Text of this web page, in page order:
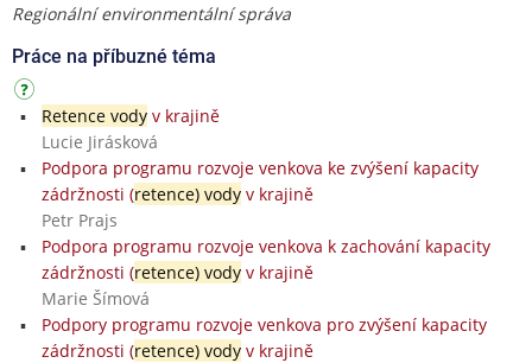
Regionální environmentální správa
Práce na příbuzné téma
Retence vodyv krajině
Lucie Jirásková
Podpora programu rozvoje venkova ke zvýšení kapacity
zádržnosti (retence) vodyv krajině
Petr Prajs
Podpora programu rozvoje venkova k zachování kapacity
zádržnosti (retence) vodyv krajině
Marie Šímová
Podpory programu rozvoje venkova pro zvýšení kapacity
zádržnosti (retence) vodyv krajině